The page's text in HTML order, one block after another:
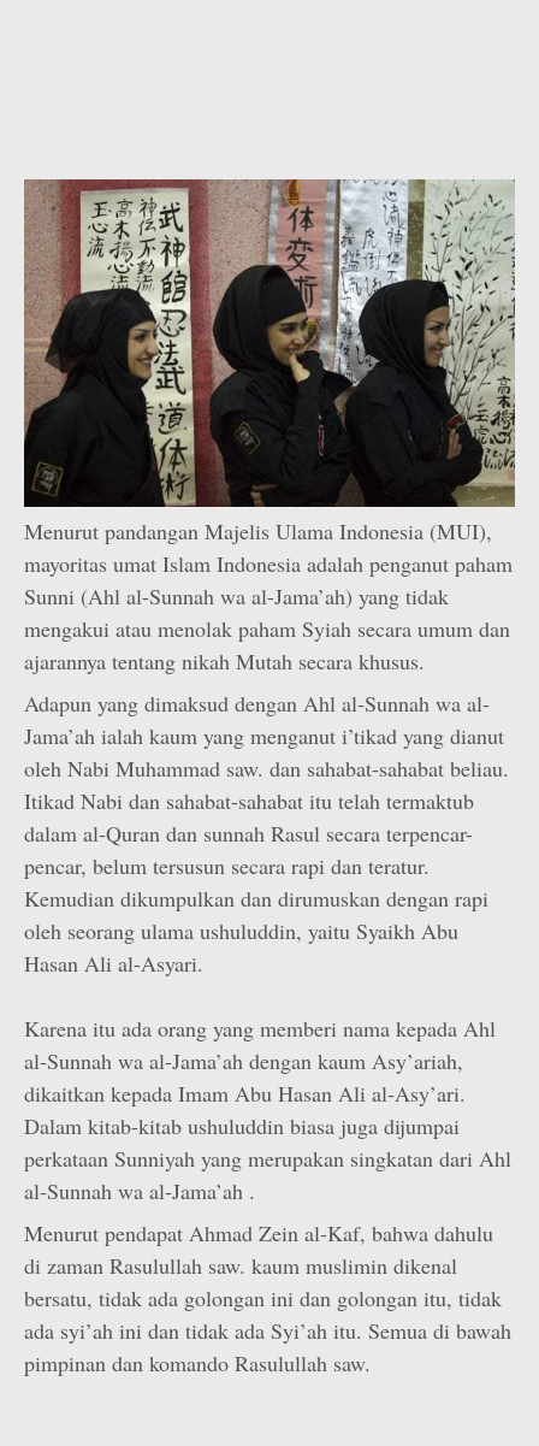
Menurut pandangan Majelis Ulama Indonesia (MUI),
mayoritas umat Islam Indonesia adalah penganut paham
Sunni (Ahl al-Sunnah wa al-Jama’ah) yang tidak
mengakui atau menolak paham Syiah secara umum dan
ajarannya tentang nikah Mutah secara khusus.
Adapun yang dimaksud dengan Ahl al-Sunnah wa al-
Jama’ah ialah kaum yang menganut i’tikad yang dianut
oleh Nabi Muhammad saw. dan sahabat-sahabat beliau.
Itikad Nabi dan sahabat-sahabat itu telah termaktub
dalam al-Quran dan sunnah Rasul secara terpencar-
pencar, belum tersusun secara rapi dan teratur.
Kemudian dikumpulkan dan dirumuskan dengan rapi
oleh seorang ulama ushuluddin, yaitu Syaikh Abu
Hasan Ali al-Asyari.
Karena itu ada orang yang memberi nama kepada Ahl
al-Sunnah wa al-Jama’ah dengan kaum Asy’ariah,
dikaitkan kepada Imam Abu Hasan Ali al-Asy’ari.
Dalam kitab-kitab ushuluddin biasa juga dijumpai
perkataan Sunniyah yang merupakan singkatan dari Ahl
al-Sunnah wa al-Jama’ah .
Menurut pendapat Ahmad Zein al-Kaf, bahwa dahulu
di zaman Rasulullah saw. kaum muslimin dikenal
bersatu, tidak ada golongan ini dan golongan itu, tidak
ada syi’ah ini dan tidak ada Syi’ah itu. Semua di bawah
pimpinan dan komando Rasulullah saw.